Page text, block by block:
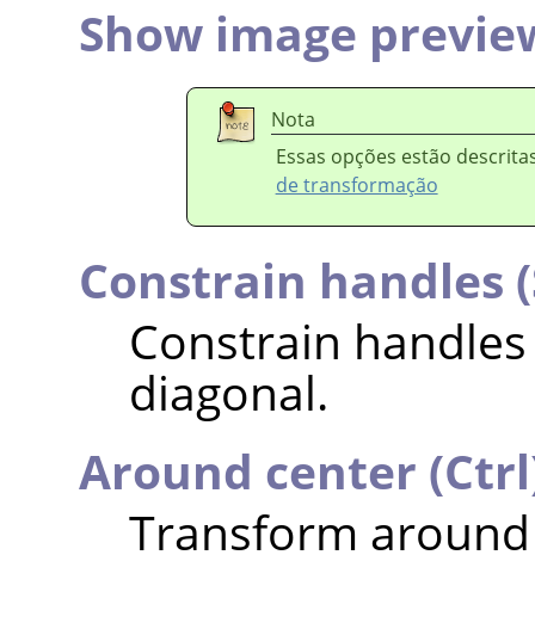
Show image
Nota
Essas opções estão
de transformação
Constrain handles
Constrain
diagonal.
Around center
Transform